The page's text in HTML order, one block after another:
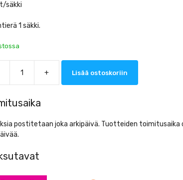
säkki
1 säkki.
+ Lisää ostoskoriin
postitetaan joka arkipäivä. Tuotteiden toimitusaika